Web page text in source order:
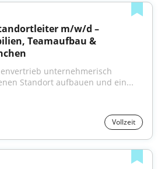
m/w/d –
Teamaufbau &
unternehmerisch
Standort aufbauen und ein...
Vollzeit